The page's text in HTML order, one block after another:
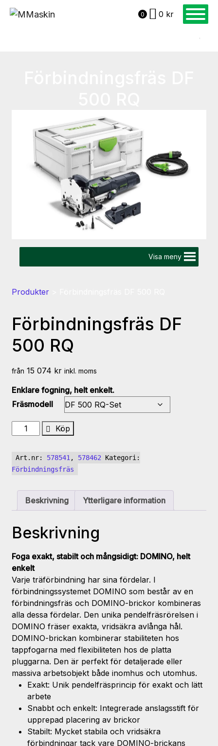
0 0 kr
Visa meny
Produkter
Förbindningsfräs DF
500 RQ
från 15 074 kr inkl. moms
Enklare fogning, helt enkelt.
Fräsmodell
Förbindningsfräs
DF
RQ
mängd
Köp
Art.nr: 578541 , 578462
Kategori:
Förbindningsfräs
Beskrivning Ytterligare information
Beskrivning
Foga exakt, stabilt och mångsidigt: DOMINO, helt
enkelt
Varje träförbindning har sina fördelar. I
förbindningssystemet DOMINO som består av en
förbindningsfräs och DOMINO-brickor kombineras
alla dessa fördelar. Den unika pendelfräsrörelsen i
DOMINO fräser exakta, vridsäkra avlånga hål.
DOMINO-brickan kombinerar stabiliteten hos
tappfogarna med flexibiliteten hos de platta
pluggarna. Den är perfekt för detaljerade eller
massiva arbetsobjekt både inomhus och utomhus.
Exakt: Unik pendelfräsprincip för exakt och lätt
arbete
Snabbt och enkelt: Integrerade anslagsstift för
upprepad placering av brickor
Stabilt: Mycket stabila och vridsäkra
förbindningar tack vare DOMINO-brickans